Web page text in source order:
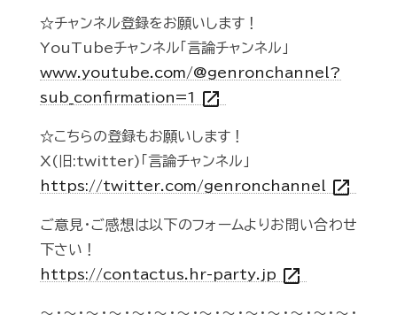
☆チャンネル登録をお願いします！
YouTubeチャンネル「言論チャンネル」
www.youtube.com/@genronchannel?
sub_confirmation=1 open_in_new
☆こちらの登録もお願いします！
X(旧:twitter)「言論チャンネル」
https://twitter.com/genronchannel open_in_new
ご意見・ご感想は以下のフォームよりお問い合わせ
下さい！
https://contactus.hr-party.jp open_in_new
～・～・～・～・～・～・～・～・～・～・～・～・～・～・